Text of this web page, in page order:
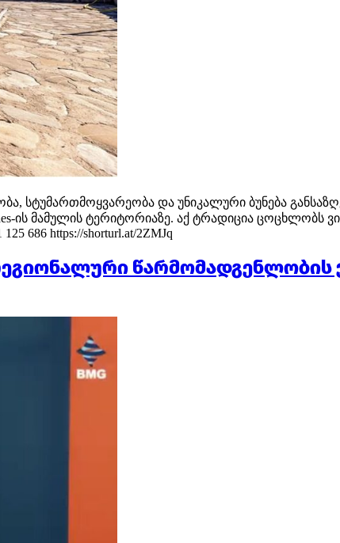
სტუმართმოყვარეობა და უნიკალური ბუნება
ის მამულის ტერიტორიაზე. აქ ტრადიცია ცოცხლობს
https://shorturl.at/2ZMJq
წარმომადგენლობის